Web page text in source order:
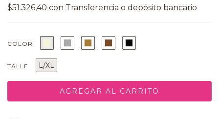
$51.326,40 con
COLOR
TALLE L/XL